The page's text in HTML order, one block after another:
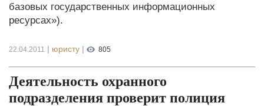
базовых государственных информационных
ресурсах»).
22.04.2011 | юристу | 805
Деятельность охранного
подразделения проверит полиция